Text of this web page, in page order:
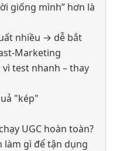
giống mình” hơn là
nhiều → dễ bắt
Marketing
test nhanh – thay
"kép"
UGC hoàn toàn?
làm gì để tận dụng